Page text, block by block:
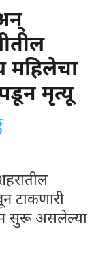
महिलेचा
मृत्यू
टाकणारी
सुरू असलेल्या